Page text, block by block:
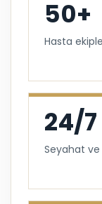
50+
Hasta
24/7
Seyahat